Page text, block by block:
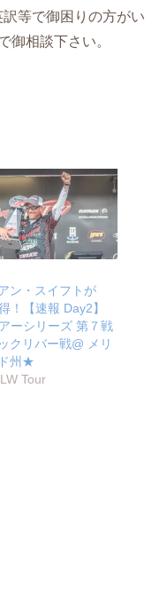
等で御困りの方がい
御相談下さい。
ン・スイフトが
！【速報 Day2】
ーシリーズ 第７戦
クリバー戦@ メリ
州★
Tour